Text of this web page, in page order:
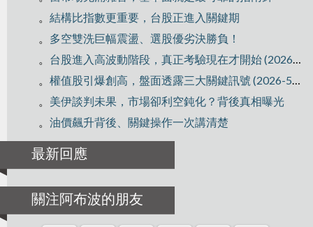
結構比指數更重要，台股正進入關鍵期
多空雙洗巨幅震盪、選股優劣決勝負！
台股進入高波動階段，真正考驗現在才開始 (2026-5-21)
權值股引爆創高，盤面透露三大關鍵訊號 (2026-5-6)
美伊談判未果，市場卻利空鈍化？背後真相曝光
油價飆升背後、關鍵操作一次講清楚
最新回應
關注阿布波的朋友